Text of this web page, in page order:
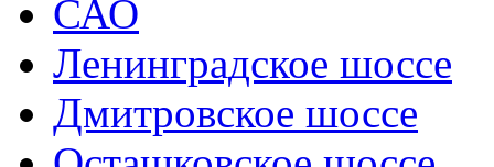
САО
Ленинградское шоссе
Дмитровское шоссе